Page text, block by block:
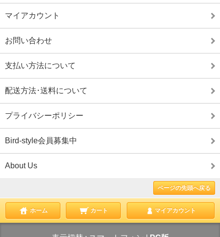
マイアカウント
お問い合わせ
支払い方法について
配送方法･送料について
プライバシーポリシー
Bird-style会員募集中
About Us
ページの先頭へ戻る
ホーム カート マイアカウント